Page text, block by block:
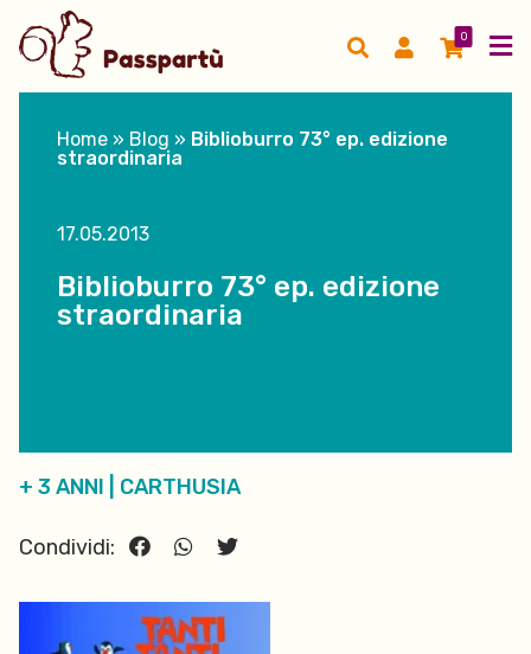
0
Home » Blog » Biblioburro 73° ep. edizione
straordinaria
17.05.2013
Biblioburro 73° ep. edizione
straordinaria
+ 3 ANNI CARTHUSIA
Condividi: